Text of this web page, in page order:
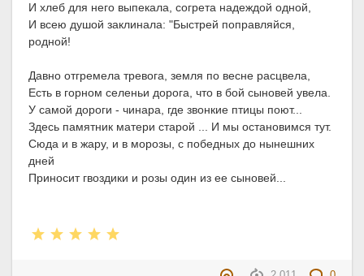
И хлеб для него выпекала, согрета надеждой одной,
И всею душой заклинала: "Быстрей поправляйся,
родной!
Давно отгремела тревога, земля по весне расцвела,
Есть в горном селеньи дорога, что в бой сыновей увела.
У самой дороги - чинара, где звонкие птицы поют...
Здесь памятник матери старой ... И мы остановимся тут.
Сюда и в жару, и в морозы, с победных до нынешних
дней
Приносит гвоздики и розы один из ее сыновей...